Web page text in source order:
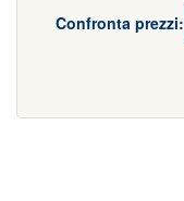
Confronta prezzi: